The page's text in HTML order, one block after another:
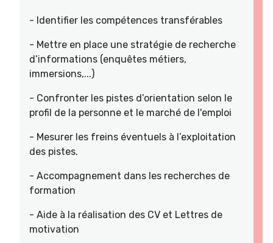
- Identifier les compétences transférables
- Mettre en place une stratégie de recherche
d’informations (enquêtes métiers,
immersions,...)
- Confronter les pistes d’orientation selon le
profil de la personne et le marché de l'emploi
- Mesurer les freins éventuels à l’exploitation
des pistes.
- Accompagnement dans les recherches de
formation
- Aide à la réalisation des CV et Lettres de
motivation